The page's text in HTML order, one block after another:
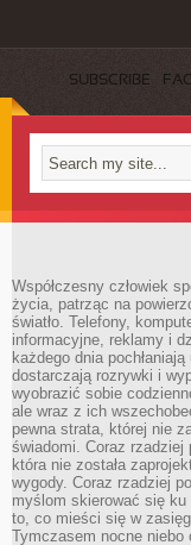
SUBSCRIBE
Współczesny człowiek
życia, patrząc na
światło. Telefony,
informacyjne, reklamy i
każdego dnia
dostarczają rozrywki i
wyobrazić sobie
ale wraz z ich
pewna strata, której nie
świadomi. Coraz
która nie została
wygody. Coraz rzadziej
myślom skierować się
to, co mieści się w
Tymczasem nocne niebo